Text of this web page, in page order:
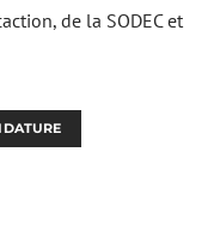
de la SODEC et